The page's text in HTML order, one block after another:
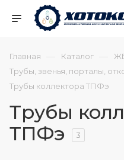
Главная — Каталог —
Трубы, звенья, порталы,
Трубы коллектора ТПФэ
Трубы
ТПФэ
3